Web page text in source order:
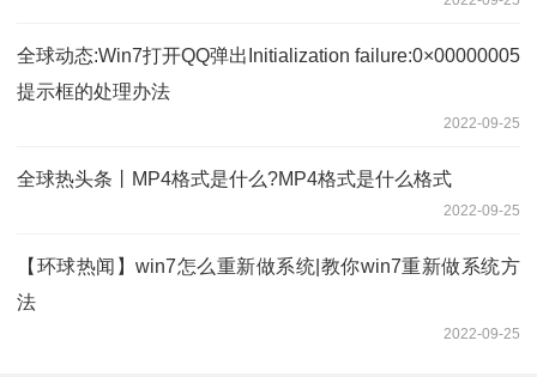
全球动态:Win7打开QQ弹出Initialization failure:0×00000005
提示框的处理办法
2022-09-25
全球热头条丨MP4格式是什么?MP4格式是什么格式
2022-09-25
【环球热闻】win7怎么重新做系统|教你win7重新做系统方
法
2022-09-25